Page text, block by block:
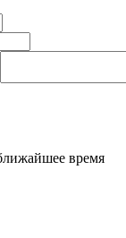
время